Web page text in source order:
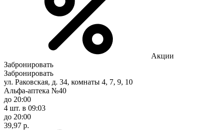
Акции
Забронировать
Забронировать
ул. Раковская, д. 34, комнаты 4, 7, 9, 10
Альфа-аптека №40
до 20:00
4 шт. в 09:03
до 20:00
39,97 р.